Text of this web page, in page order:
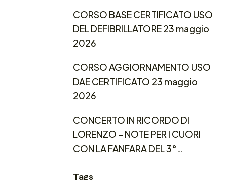
CORSO BASE CERTIFICATO USO
DEL DEFIBRILLATORE 23 maggio
2026
CORSO AGGIORNAMENTO USO
DAE CERTIFICATO 23 maggio
2026
CONCERTO IN RICORDO DI
LORENZO – NOTE PER I CUORI
CON LA FANFARA DEL 3°
LOMBARDIA
Tags